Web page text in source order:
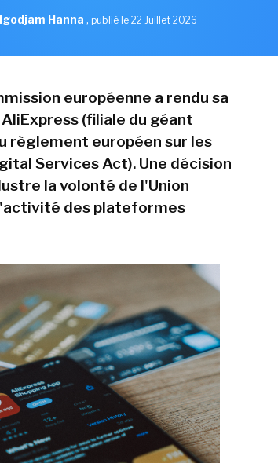
Hanna , publié le 22 Juillet 2026
européenne a rendu sa
(filiale du géant
règlement européen sur les
Services Act). Une décision
la volonté de l'Union
des plateformes